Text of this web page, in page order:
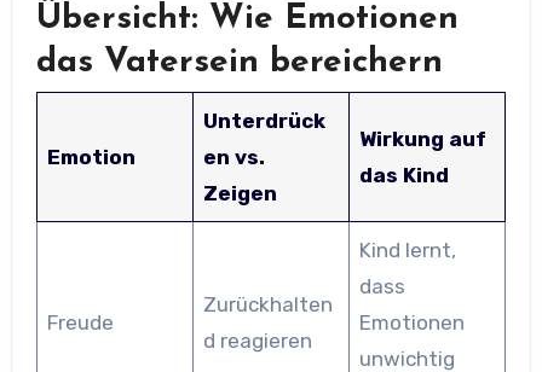
Übersicht: Wie Emotionen
das Vatersein bereichern
Emotion
Unterdrück
en vs.
Zeigen
Wirkung auf
das Kind
Freude
Zurückhalten
d reagieren
Kind lernt,
dass
Emotionen
unwichtig